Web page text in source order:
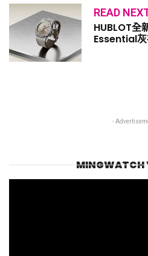
READ
HUBLOT
Essential
-
MINGWATCH